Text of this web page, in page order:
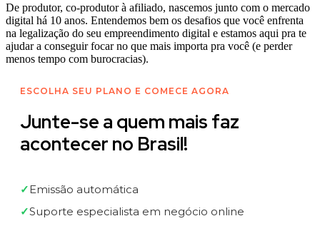
De produtor, co-produtor à afiliado, nascemos junto com o mercado
digital há 10 anos. Entendemos bem os desafios que você enfrenta
na legalização do seu empreendimento digital e estamos aqui pra te
ajudar a conseguir focar no que mais importa pra você (e perder
menos tempo com burocracias).
ESCOLHA SEU PLANO E COMECE AGORA
Junte-se a quem mais faz
acontecer no Brasil!
✓Emissão automática
✓Suporte especialista em negócio online